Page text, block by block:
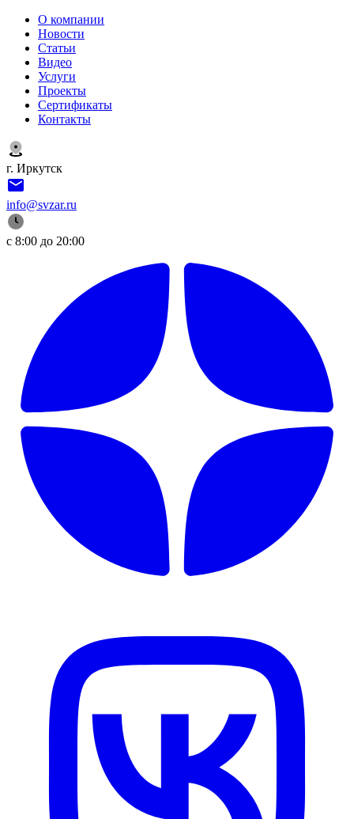
О компании
Новости
Статьи
Видео
Услуги
Проекты
Сертификаты
Контакты
г. Иркутск
info@svzar.ru
с 8:00 до 20:00